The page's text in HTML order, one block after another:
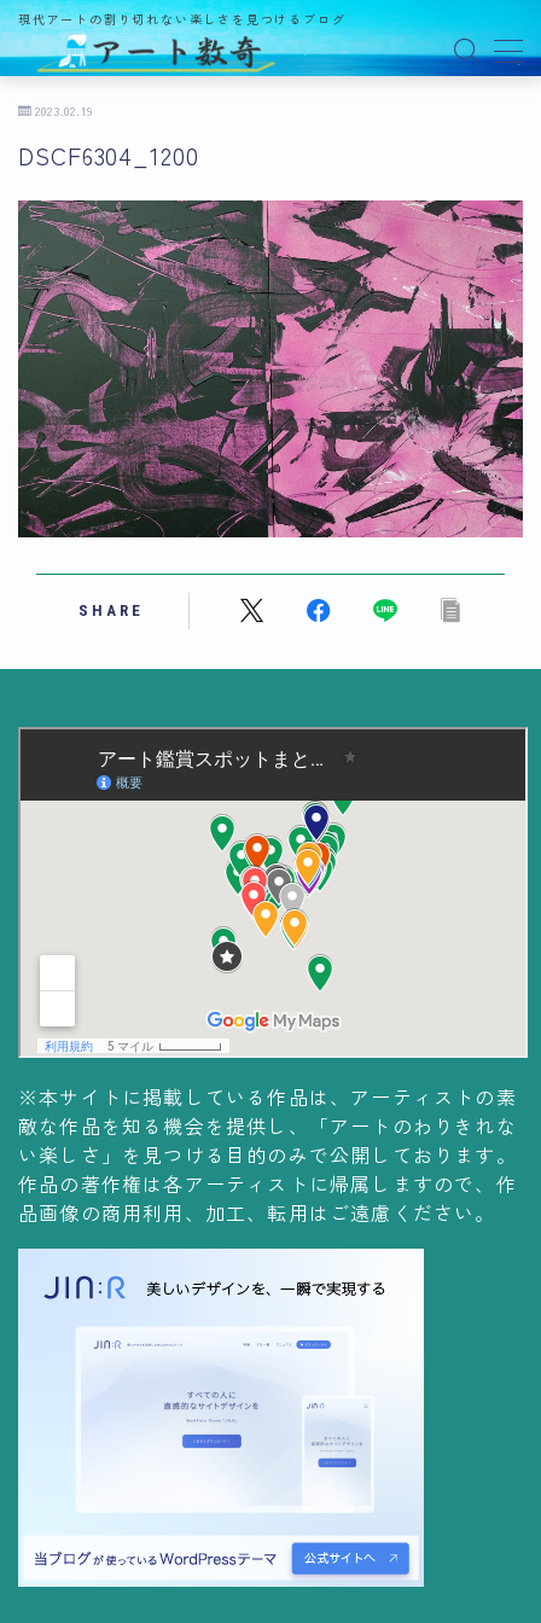
現代アートの割り切れない楽しさを見つけるブログ
アート数奇とは？
観る
ギャラリー
百貨店
美術館・博物館
オルタナティブスペース
アートフェア
イベント
オークション
用語解説
作家・作品紹介
買う
アイテム・サービス
コレクションの仕方
Yoshiteru Collection
飾る
飾り方
保管方法
2023.02.19
DSCF6304_1200
SHARE
※本サイトに掲載している作品は、アーティストの素
敵な作品を知る機会を提供し、「アートのわりきれな
い楽しさ」を見つける目的のみで公開しております。
作品の著作権は各アーティストに帰属しますので、作
品画像の商用利用、加工、転用はご遠慮ください。